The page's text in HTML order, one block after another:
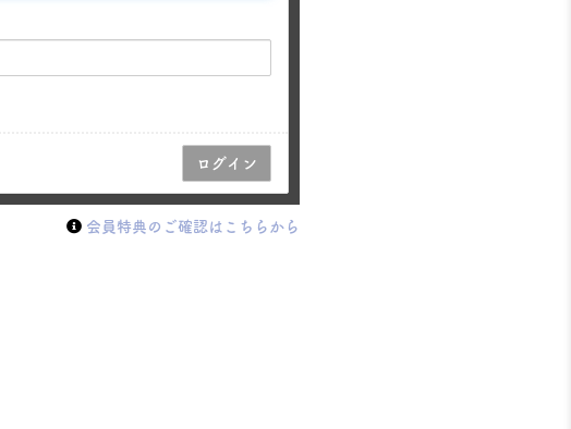
会員特典のご確認はこちらから